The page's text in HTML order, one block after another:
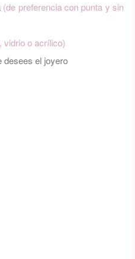
(de preferencia con punta y sin
vidrio o acrílico)
desees el joyero